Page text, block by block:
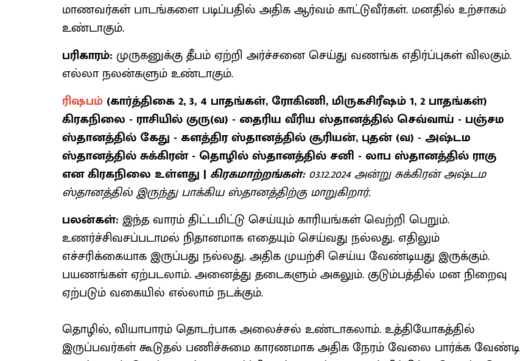
மாணவர்கள் பாடங்களை படிப்பதில் அதிக ஆர்வம் காட்டுவீர்கள். மனதில் உற்சாகம்
உண்டாகும்.
பரிகாரம்: முருகனுக்கு தீபம் ஏற்றி அர்ச்சனை செய்து வணங்க எதிர்ப்புகள் விலகும்.
எல்லா நலன்களும் உண்டாகும்.
ரிஷபம் (கார்த்திகை 2, 3, 4 பாதங்கள், ரோகிணி, மிருகசிரீஷம் 1, 2 பாதங்கள்)
கிரகநிலை - ராசியில் குரு(வ) - தைரிய வீரிய ஸ்தானத்தில் செவ்வாய் - பஞ்சம
ஸ்தானத்தில் கேது - களத்திர ஸ்தானத்தில் சூரியன், புதன் (வ) - அஷ்டம
ஸ்தானத்தில் சுக்கிரன் - தொழில் ஸ்தானத்தில் சனி - லாப ஸ்தானத்தில் ராகு
என கிரகநிலை உள்ளது | கிரகமாற்றங்கள்:03.12.2024 அன்று சுக்கிரன் அஷ்டம
ஸ்தானத்தில் இருந்து பாக்கிய ஸ்தானத்திற்கு மாறுகிறார்.
பலன்கள்: இந்த வாரம் திட்டமிட்டு செய்யும் காரியங்கள் வெற்றி பெறும்.
உணர்ச்சிவசப்படாமல் நிதானமாக எதையும் செய்வது நல்லது. எதிலும்
எச்சரிக்கையாக இருப்பது நல்லது. அதிக முயற்சி செய்ய வேண்டியது இருக்கும்.
பயணங்கள் ஏற்படலாம். அனைத்து தடைகளும் அகலும். குடும்பத்தில் மன நிறைவு
ஏற்படும் வகையில் எல்லாம் நடக்கும்.
தொழில், வியாபாரம் தொடர்பாக அலைச்சல் உண்டாகலாம். உத்தியோகத்தில்
இருப்பவர்கள் கூடுதல் பணிச்சுமை காரணமாக அதிக நேரம் வேலை பார்க்க வேண்டி